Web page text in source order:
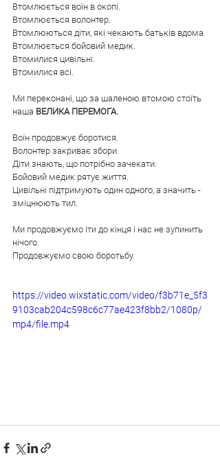
Втомлюється воїн в окопі.
Втомлюється волонтер.
Втомлюються діти, які чекають батьків вдома.
Втомлюється бойовий медик.
Втомилися цивільні.
Втомилися всі.
Ми переконані, що за шаленою втомою стоїть
наша ВЕЛИКА ПЕРЕМОГА.
Воїн продовжує боротися.
Волонтер закриває збори.
Діти знають, що потрібно зачекати.
Бойовий медик рятує життя.
Цивільні підтримують один одного, а значить -
зміцнюють тил.
Ми продовжуємо іти до кінця і нас не зупинить
нічого.
Продовжуємо свою боротьбу.
https://video.wixstatic.com/video/f3b71e_5f3
9103cab204c598c6c77ae423f8bb2/1080p/
mp4/file.mp4